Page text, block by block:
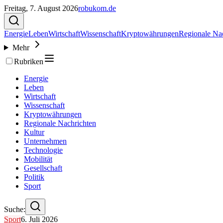
Freitag, 7. August 2026robukom.de
EnergieLebenWirtschaftWissenschaftKryptowährungenRegionale
Mehr
Rubriken
Energie
Leben
Wirtschaft
Wissenschaft
Kryptowährungen
Regionale Nachrichten
Kultur
Unternehmen
Technologie
Mobilität
Gesellschaft
Politik
Sport
Suche:
Sport6. Juli 2026